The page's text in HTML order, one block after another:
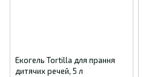
Екогель Tortilla для прання
дитячих речей, 5 л